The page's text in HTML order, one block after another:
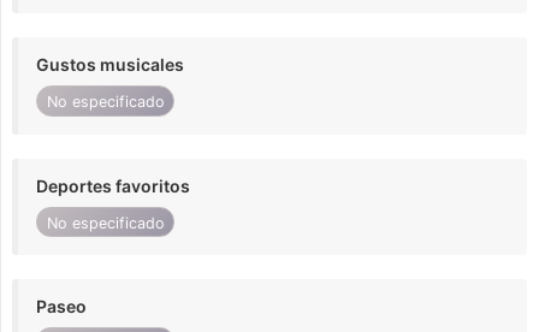
Gustos musicales
No especificado
Deportes favoritos
No especificado
Paseo